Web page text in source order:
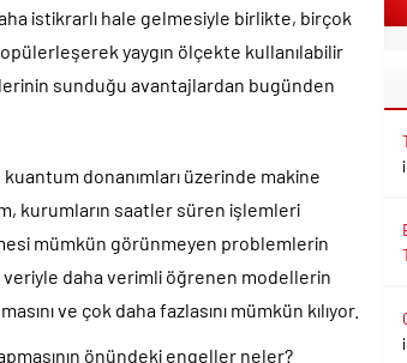
istikrarlı hale gelmesiyle birlikte, birçok
yaygın ölçekte kullanılabilir
sunduğu avantajlardan bugünden
donanımları üzerinde makine
kurumların saatler süren işlemleri
mümkün görünmeyen problemlerin
veriyle daha verimli öğrenen modellerin
ve çok daha fazlasını mümkün kılıyor.
önündeki engeller neler?